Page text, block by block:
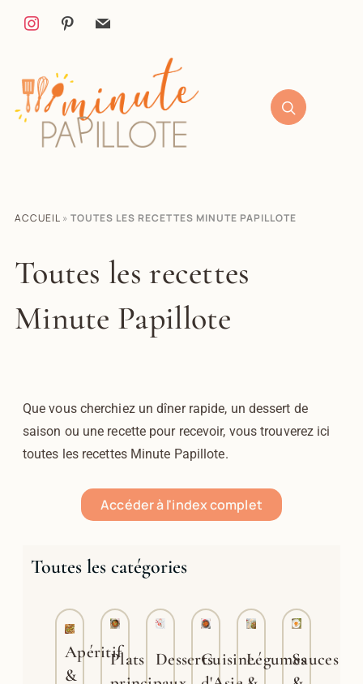
ACCUEIL» TOUTES LES RECETTES MINUTE PAPILLOTE
Toutes les recettes
Minute Papillote
Que vous cherchiez un dîner rapide, un dessert de
saison ou une recette pour recevoir, vous trouverez ici
toutes les recettes Minute Papillote.
Accéder à l'index complet
Toutes les catégories
Apéritif
&
Plats DessertsCuisineLégumesSauces